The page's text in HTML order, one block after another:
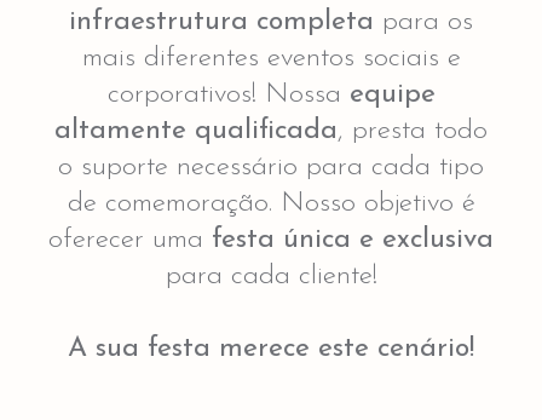
infraestrutura completa para os
mais diferentes eventos sociais e
corporativos! Nossa equipe
altamente qualificada, presta todo
o suporte necessário para cada tipo
de comemoração. Nosso objetivo é
oferecer uma festa única e exclusiva
para cada cliente!
A sua festa merece este cenário!